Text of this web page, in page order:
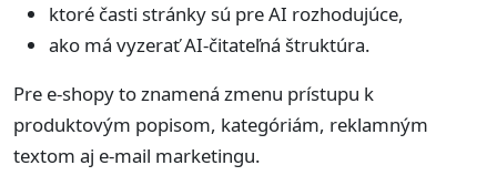
ktoré časti stránky sú pre AI rozhodujúce,
ako má vyzerať AI-čitateľná štruktúra.
Pre e-shopy to znamená zmenu prístupu k
produktovým popisom, kategóriám, reklamným
textom aj e-mail marketingu.